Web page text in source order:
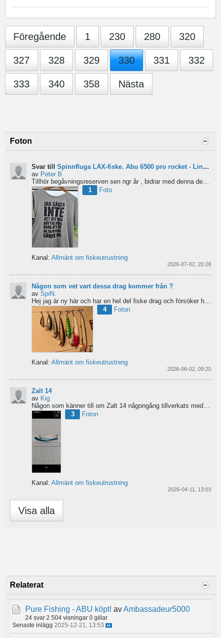
Föregående 1 230 280 320
327 328 329 330 331 332
333 340 358 Nästa
Foton
Svar till Spinnfluga LAX-fiske. Abu 6500 pro rocket - Lina för kort?
av Peter B
1
Foto
Kanal: Allmänt om fiskeutrustning
2026-07-02, 20:28
Någon som vet vart dessa drag kommer från ?
av SpiN.
Hej jag är ny här och har en hel del fiske drag och försöker hitta information från vart dom kommer...
4
Foton
Kanal: Allmänt om fiskeutrustning
2026-06-02, 09:20
Zalt 14
av Kig
3
Foton
Kanal: Allmänt om fiskeutrustning
2026-04-11, 13:03
Visa alla
Relaterat
Pure Fishing - ABU köpt! avAmbassadeur5000
24 svar 2 504 visningar 0 gillar
Senaste inlägg 2025-12-21, 13:53